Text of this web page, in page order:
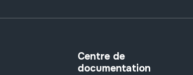
Centre de
documentation